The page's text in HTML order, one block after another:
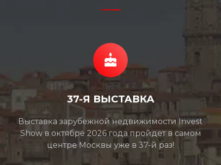
37-Я ВЫСТАВКА
Выставка зарубежной недвижимости Invest
Show в октябре 2026 года пройдет в самом
центре Москвы уже в 37-й раз!